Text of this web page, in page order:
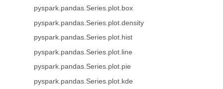
pyspark.pandas.Series.plot.box
pyspark.pandas.Series.plot.density
pyspark.pandas.Series.plot.hist
pyspark.pandas.Series.plot.line
pyspark.pandas.Series.plot.pie
pyspark.pandas.Series.plot.kde